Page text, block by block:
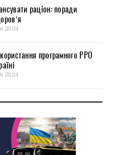
раціон: поради
2024
програмного РРО
2024